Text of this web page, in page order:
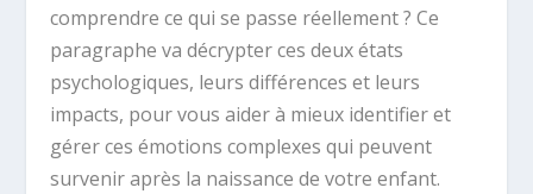
comprendre ce qui se passe réellement ? Ce
paragraphe va décrypter ces deux états
psychologiques, leurs différences et leurs
impacts, pour vous aider à mieux identifier et
gérer ces émotions complexes qui peuvent
survenir après la naissance de votre enfant.